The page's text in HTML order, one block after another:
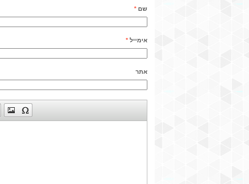
שם *
אימייל *
אתר